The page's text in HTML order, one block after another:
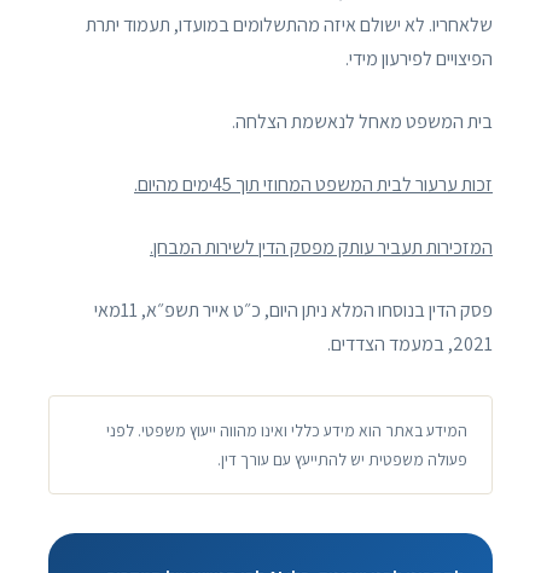
שלאחריו. לא ישולם איזה מהתשלומים במועדו, תעמוד יתרת
הפיצויים לפירעון מידי.
בית המשפט מאחל לנאשמת הצלחה.
זכות ערעור לבית המשפט המחוזי תוך 45ימים מהיום.
המזכירות תעביר עותק מפסק הדין לשירות המבחן.
פסק הדין בנוסחו המלא ניתן היום, כ״ט אייר תשפ״א, 11מאי
2021, במעמד הצדדים.
המידע באתר הוא מידע כללי ואינו מהווה ייעוץ משפטי. לפני
פעולה משפטית יש להתייעץ עם עורך דין.